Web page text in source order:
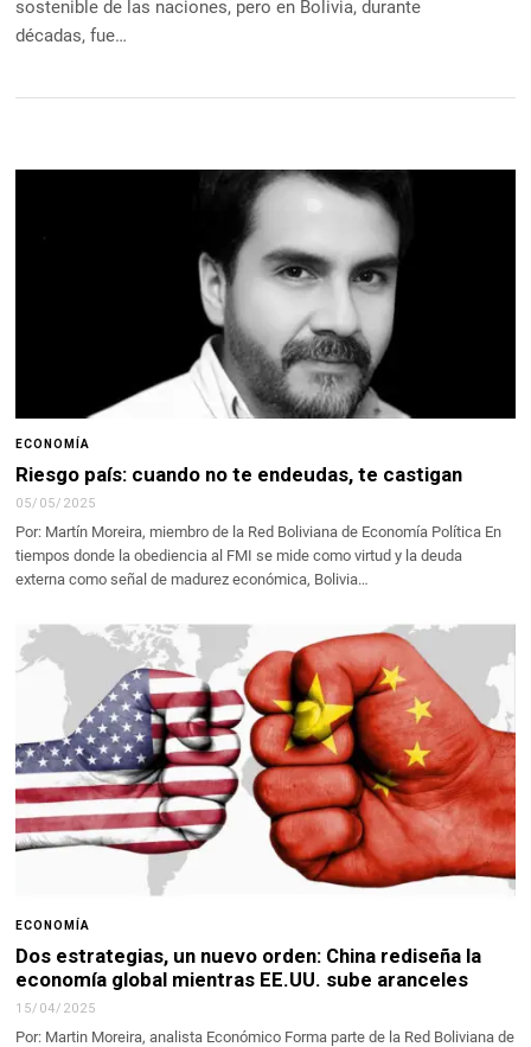
sostenible de las naciones, pero en Bolivia, durante
décadas, fue…
ECONOMÍA
Riesgo país: cuando no te endeudas, te castigan
05/05/2025
Por: Martín Moreira, miembro de la Red Boliviana de Economía Política En
tiempos donde la obediencia al FMI se mide como virtud y la deuda
externa como señal de madurez económica, Bolivia…
ECONOMÍA
Dos estrategias, un nuevo orden: China rediseña la
economía global mientras EE.UU. sube aranceles
15/04/2025
Por: Martin Moreira, analista Económico Forma parte de la Red Boliviana de